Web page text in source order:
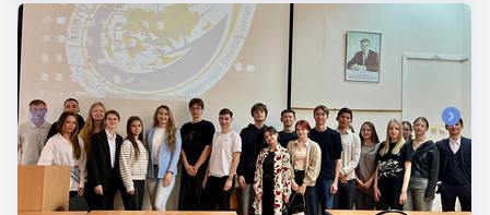
переводы участвовали студенты 10 факультетов
и институтов СГУ – свыше 250 человек. Жюри
конкурса (доценты Сокиркина Л.И., Иванова
Д.А.., Кубракова Н.А., Сосновская А.А., Павлова
О.В., ст. преподаватель Павлова Н.В.,
преподаватели Уколова М.В., Крючкова А.А.),
определило победителей в 5 номинациях.